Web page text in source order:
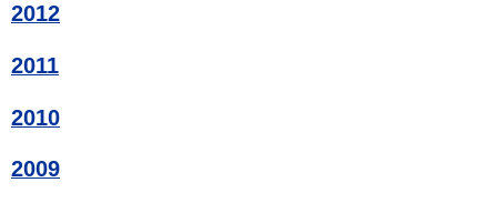
2012
2011
2010
2009